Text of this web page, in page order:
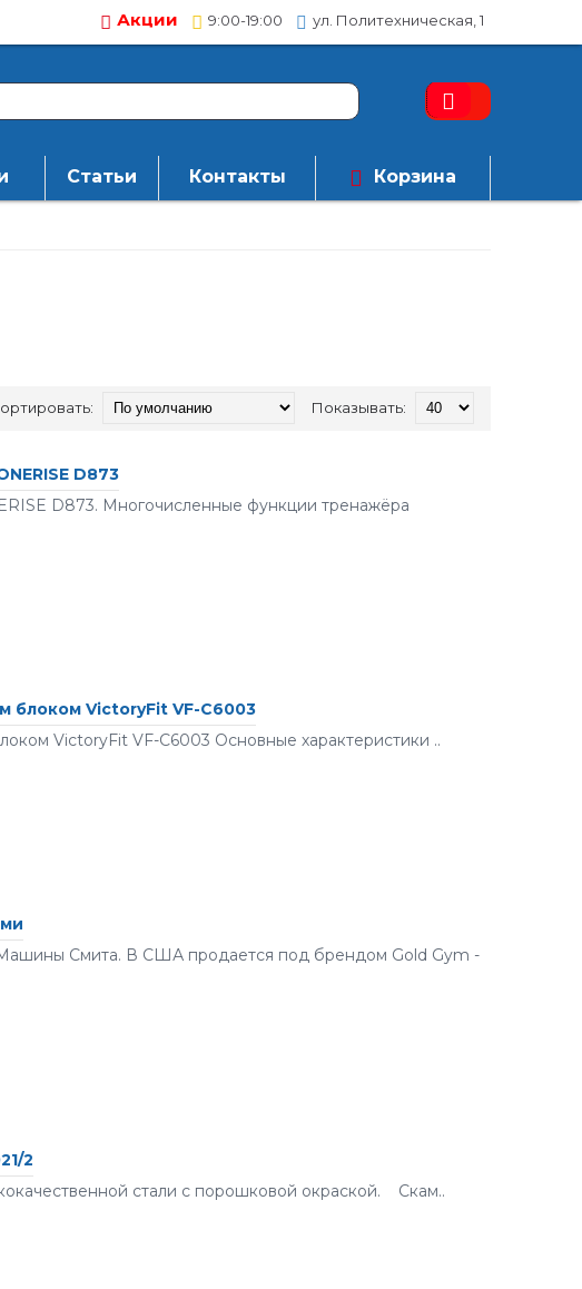
Акции 9:00-19:00 ул. Политехническая, 1
Статьи Контакты Корзина
Показывать:
D873
D873. Многочисленные функции тренажёра
блоком VictoryFit VF-С6003
VictoryFit VF-С6003 Основные характеристики ..
Машины Смита. В США продается под брендом Gold Gym -
2
стали с порошковой окраской. Скам..